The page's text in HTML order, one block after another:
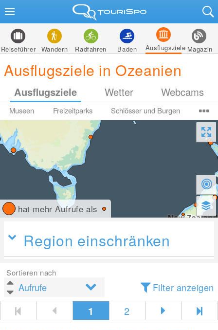
Reiseführer Wandern Radfahren Baden Ausflugsziele Magazin
Ausflugsziele in Ozeanien
Ausflugsziele Wetter Webcams
Museen Freizeitparks Schlösser und Burgen
hat mehr Aufrufe als
Region einschränken
Sortieren nach
Filter anzeigen
1 2